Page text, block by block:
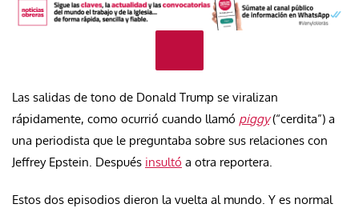
Las salidas de tono de Donald Trump se viralizan
rápidamente, como ocurrió cuando llamó piggy(“cerdita”) a
una periodista que le preguntaba sobre sus relaciones con
Jeffrey Epstein. Después insultó a otra reportera.
Estos dos episodios dieron la vuelta al mundo. Y es normal